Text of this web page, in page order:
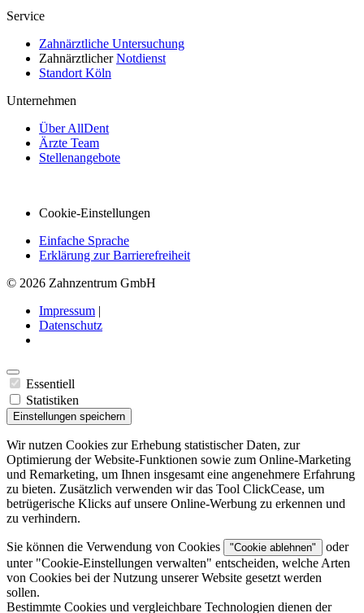
Service
Zahnärztliche Untersuchung
ZahnärztlicherNotdienst
Standort Köln
Unternehmen
Über AllDent
Ärzte Team
Stellenangebote
Cookie-Einstellungen
Einfache Sprache
Erklärung zur Barrierefreiheit
© 2026 Zahnzentrum GmbH
Impressum |
Datenschutz
Essentiell
Statistiken
Einstellungen speichern
Wir nutzen Cookies zur Erhebung statistischer Daten, zur
Optimierung der Website-Funktionen sowie zum Online-Marketing
und Remarketing, um Ihnen insgesamt eine angenehmere Erfahrung
zu bieten. Zusätzlich verwenden wir das Tool ClickCease, um
betrügerische Klicks auf unsere Online-Werbung zu erkennen und
zu verhindern.
Sie können die Verwendung von Cookies "Cookie ablehnen"
oder
unter "Cookie-Einstellungen verwalten" entscheiden, welche Arten
von Cookies bei der Nutzung unserer Website gesetzt werden
sollen.
Bestimmte Cookies und vergleichbare Technologien dienen der